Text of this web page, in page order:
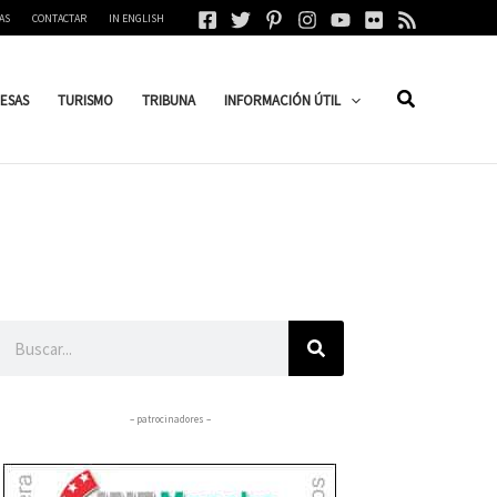
CONTACTAR IN ENGLISH
TURISMO TRIBUNA INFORMACIÓN ÚTIL
– patrocinadores –